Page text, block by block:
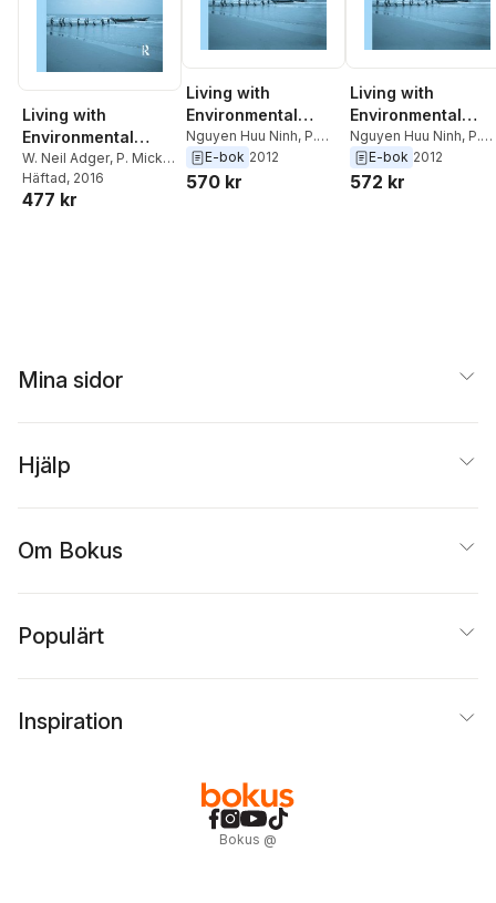
Living with
Environmental
Change
W. Neil Adger, P. Mick
Kelly,Nguyen Huu Ninh
Häftad, 2016
477 kr
Living with
Environmental
Change
Nguyen Huu Ninh, P.
Mick Kelly,W. Neil
Adger
E-bok 2012
570 kr
Living with
Environmental
Change
Nguyen Huu Ninh, P.
Mick Kelly,W. Neil
Adger
E-bok 2012
572 kr
Mina sidor
Hjälp
Om Bokus
Populärt
Inspiration
Bokus @